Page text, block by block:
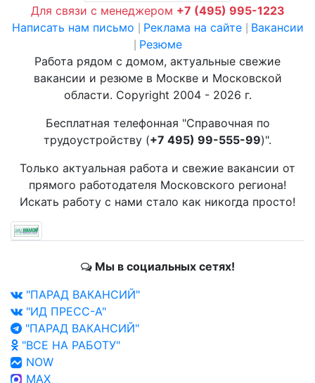
Для связи с менеджером +7 (495) 995-1223
Написать нам письмо
Реклама на сайте Вакансии
Резюме
Работа рядом с домом, актуальные свежие
вакансии и резюме в Москве и Московской
области. Copyright 2004 - 2026 г.
Бесплатная телефонная "Справочная по
трудоустройству (+7 495) 99-555-99)".
Только актуальная работа и свежие вакансии от
прямого работодателя Московского региона!
Искать работу с нами стало как никогда просто!
Мы в социальных сетях!
"ПАРАД ВАКАНСИЙ"
"ИД ПРЕСС-А"
"ПАРАД ВАКАНСИЙ"
"ВСЕ НА РАБОТУ"
NOW
MAX